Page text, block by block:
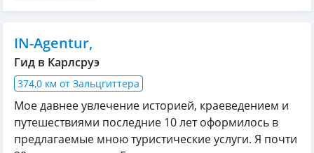
IN-Agentur,
Гид в Карлсруэ
374,0 км от Зальцгиттера
Мое давнее увлечение историей, краеведением и
путешествиями последние 10 лет оформилось в
предлагаемые мною туристические услуги. Я почти